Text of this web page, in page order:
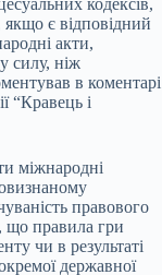
кодексів,
якщо є відповідний
акти,
силу, ніж
в коментарі
“Кравець і
міжнародні
правового
що правила гри
чи в результаті
державної